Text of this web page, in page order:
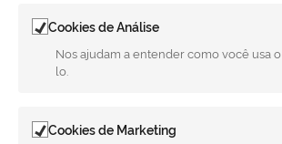
Cookies de Análise
Nos ajudam a entender como você usa
lo.
Cookies de Marketing